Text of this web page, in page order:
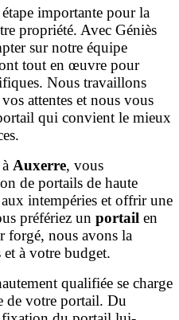
importante pour la
propriété. Avec Géniès
sur notre équipe
tout en œuvre pour
Nous travaillons
attentes et nous vous
qui convient le mieux
Auxerre, vous
de portails de haute
intempéries et offrir une
préfériez un portail en
forgé, nous avons la
à votre budget.
qualifiée se charge
de votre portail. Du